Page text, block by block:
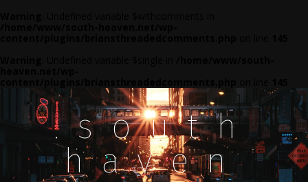
.south
haven